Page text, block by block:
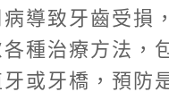
導致牙齒受損
種治療方法，
或牙橋，預防